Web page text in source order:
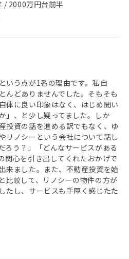
/ 2000万円台前半
いう点が1番の理由です。私自
んどありませんでした。そもそも
体に良い印象はなく、はじめ聞い
」、と少し疑ってました。しか
投資の話を進める訳でもなく、ゆ
リノシーという会社について話し
ろう？」「どんなサービスがある
関心を引き出してくれたおかげで
来ました。また、不動産投資を始
比較して、リノシーの物件の方が
たし、サービスも手厚く感じたた